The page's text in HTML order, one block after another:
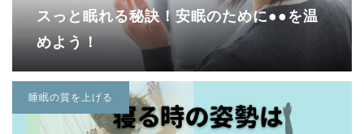
スっと眠れる秘訣！安眠のために●●を温
めよう！
睡眠の質を上げる